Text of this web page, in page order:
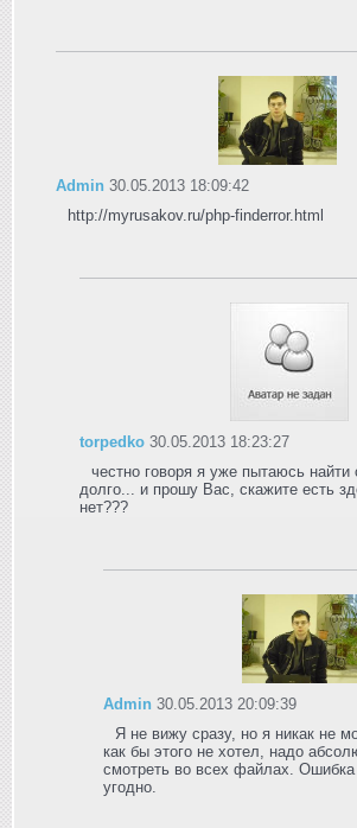
Admin 30.05.2013 18:09:42
http://myrusakov.ru/php-finderror.html
torpedko 30.05.2013 18:23:27
честно говоря я уже пытаюсь
долго... и прошу Вас, скажите есть
нет???
Admin 30.05.2013 20:09:39
Я не вижу сразу, но я никак не
как бы этого не хотел, надо
смотреть во всех файлах.
угодно.